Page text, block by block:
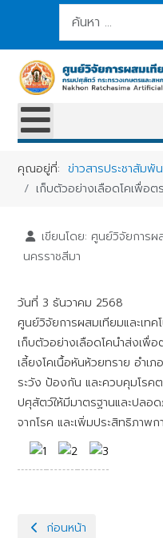
การค้นหา
คุณอยู่ที่:ข่าวสารประชาสัมพั
เก็บตัวอย่างเลือดโคเพื่อ
เขียนโดย: ศูนย์วิจัยการผ
นครราชสีมา
วันที่ 3 ธันวาคม 2568
ศูนย์วิจัยการผสมเทียมและเท
เก็บตัวอย่างเลือดโคนำส่งเพื่
เลี้ยงโคเนื้อหันห้วยทราย อำเ
ระวัง ป้องกัน และควบคุมโร
ปศุสัตว์ให้มีมาตรฐานและปล
จากโรค และเพิ่มประสิทธิภาพก
เนื้อหาก่อนหน้า: โครงการส
ก่อนหน้า